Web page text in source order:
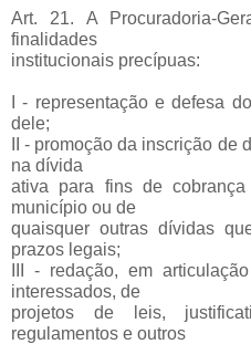
Art. 21. A Procuradoria-
finalidades
institucionais precípuas:
I - representação e defesa
dele;
II - promoção da inscrição
na dívida
ativa para fins de
município ou de
quaisquer outras dívidas
prazos legais;
III - redação, em
interessados, de
projetos de leis,
regulamentos e outros